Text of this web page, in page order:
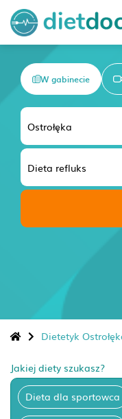
W gabinecie
Dietetyk
Jakiej diety szukasz?
Dieta dla sportowca